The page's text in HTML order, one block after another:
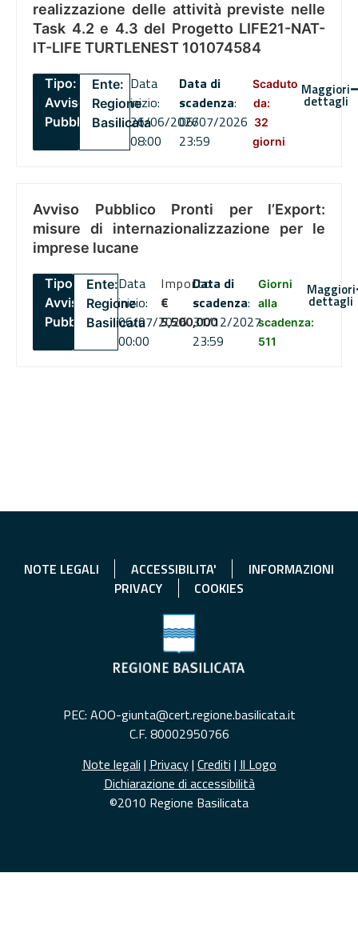
realizzazione delle attività previste nelle
Task 4.2 e 4.3 del Progetto LIFE21-NAT-
IT-LIFE TURTLENEST 101074584
Tipo:
Avviso
Pubblico
Ente:
Regione
Basilicata
Data
inizio:
26/06/2026
08:00
Data di
scadenza:
06/07/2026
23:59
Scaduto
da:
32
giorni
Maggiori
dettagli
Avviso Pubblico Pronti per l’Export:
misure di internazionalizzazione per le
imprese lucane
Tipo:
Avviso
Pubblico
Ente:
Regione
Basilicata
Data
inizio:
06/07/2026
00:00
Importo
€
5,500,000
Data di
scadenza:
31/12/2027
23:59
Giorni
alla
scadenza:
511
Maggiori
dettagli
NOTE LEGALI ACCESSIBILITA'
INFORMAZIONI
PRIVACY
COOKIES
PEC: AOO-giunta@cert.regione.basilicata.it
C.F. 80002950766
Note legali | Privacy| Crediti | Il Logo
Dichiarazione di accessibilità
©2010 Regione Basilicata